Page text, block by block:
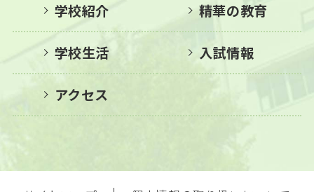
学校紹介 精華の教育
学校生活 入試情報
アクセス